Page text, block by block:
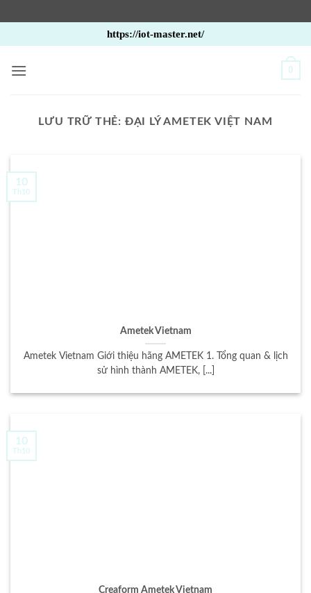
qua
nội
https://iot-master.net/
0
LƯU TRỮ THẺ: ĐẠI LÝ AMETEK VIỆT NAM
Ametek Vietnam
Ametek Vietnam Giới thiệu hãng AMETEK 1. Tổng quan & lịch
sử hình thành AMETEK, [...]
10
Th10
Creaform Ametek Vietnam
10
Th10